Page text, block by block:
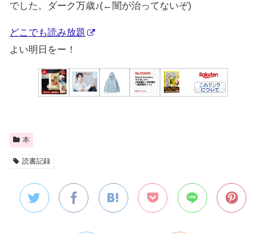
でした。ダーク万歳♪(←闇が治ってないぞ)
どこでも読み放題
よい明日をー！
本
読書記録